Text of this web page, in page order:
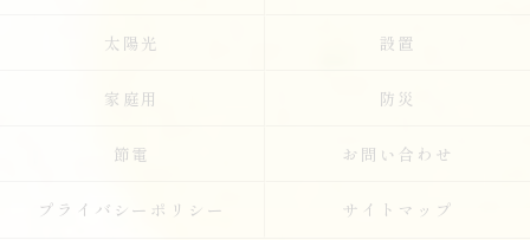
太陽光 設置
家庭用 防災
節電 お問い合わせ
プライバシーポリシー サイトマップ